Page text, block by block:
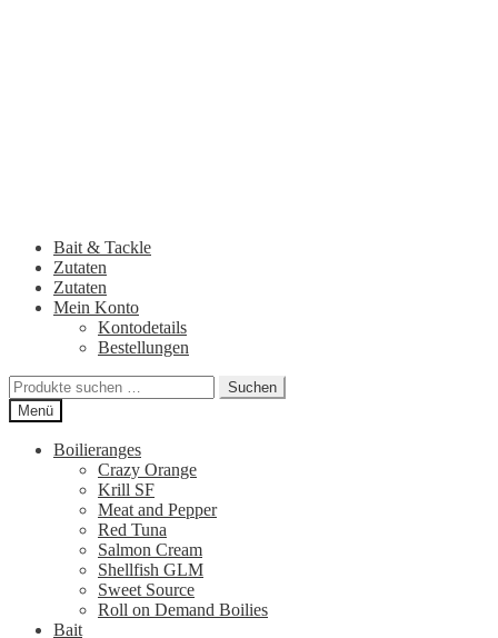
Bait & Tackle
Zutaten
Zutaten
Mein Konto
Kontodetails
Bestellungen
Suchen
nach:
Suchen
Menü
Boilieranges
Crazy Orange
Krill SF
Meat and Pepper
Red Tuna
Salmon Cream
Shellfish GLM
Sweet Source
Roll on Demand Boilies
Bait